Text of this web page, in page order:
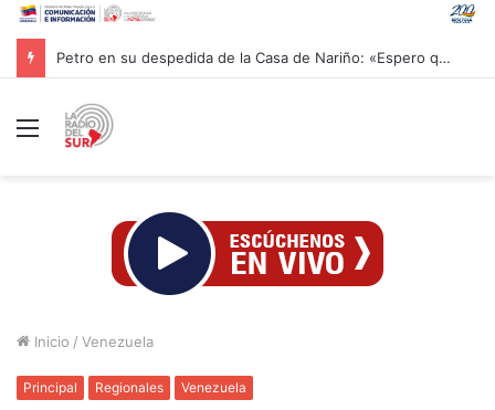
Petro en su despedida de la Casa de Nariño: «Espero que nos recuerden hasta siempre»
Menú
Inicio / Venezuela
Principal Regionales Venezuela